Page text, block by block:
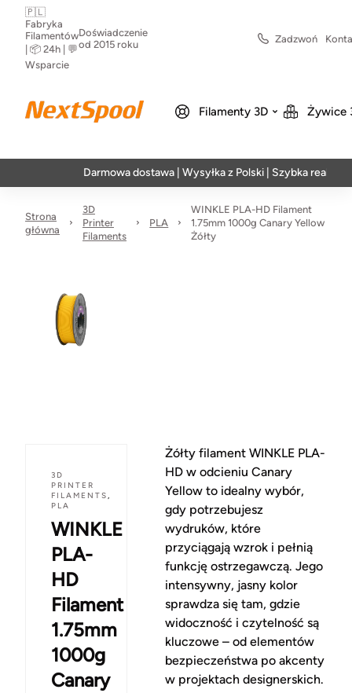
🇵🇱
Fabryka
Filamentów
| 📦 24h | 💬
Wsparcie
Doświadczenie
od 2015 roku
Zadzwoń
Filamenty 3D Żywice
Darmowa dostawa | Wysyłka z Polski | Szybka realizacja w
Strona
główna
3D
Printer
Filaments
PLA
WINKLE PLA-HD Filament
1.75mm 1000g Canary Yellow
Żółty
3D
PRINTER
FILAMENTS,
PLA
WINKLE
PLA-
HD
Filament
1.75mm
1000g
Canary
Żółty filament WINKLE PLA-
HD w odcieniu Canary
Yellow to idealny wybór,
gdy potrzebujesz
wydruków, które
przyciągają wzrok i pełnią
funkcję ostrzegawczą. Jego
intensywny, jasny kolor
sprawdza się tam, gdzie
widoczność i czytelność są
kluczowe – od elementów
bezpieczeństwa po akcenty
w projektach designerskich.